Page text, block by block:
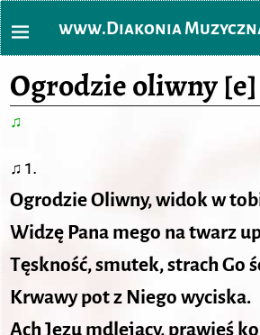
www.Diakonia
Ogrodzie oliwny [e]
♫
♫ 1.
Ogrodzie Oliwny, widok w
Widzę Pana mego na twarz
Tęskność, smutek, strach Go
Krwawy pot z Niego wyciska.
Ach Jezu mdlejący, prawieś